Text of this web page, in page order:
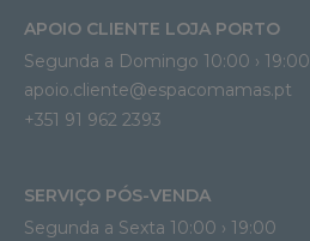
APOIO CLIENTE LOJA PORTO
Segunda a Domingo 10:00 › 19:00
apoio.cliente@espacomamas.pt
+351 91 962 2393
SERVIÇO PÓS-VENDA
Segunda a Sexta 10:00 › 19:00